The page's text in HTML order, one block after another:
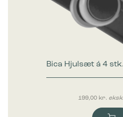
Marketing cookies bruges til at
websites. Hensigten er at vise
engagerende for den enkelte
værdifulde for udgivere og
Bica Hjulsæt á 4
199,00 kr.